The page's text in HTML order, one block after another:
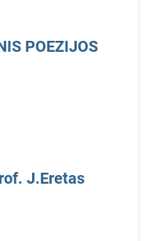
POEZIJOS
J.Eretas